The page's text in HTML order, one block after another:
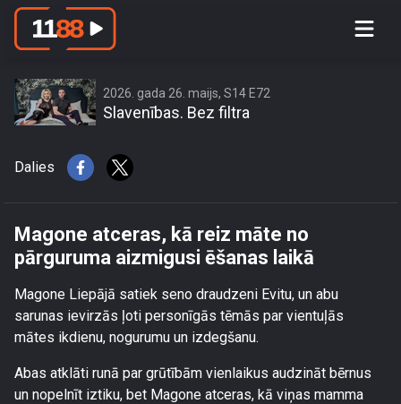
Magone atceras, kā reiz māte no
2026. gada 26. maijs, S14 E72
Slavenības. Bez filtra
Dalies
Magone atceras, kā reiz māte no
pārguruma aizmigusi ēšanas laikā
Magone Liepājā satiek seno draudzeni Evitu, un abu
sarunas ievirzās ļoti personīgās tēmās par vientuļās
mātes ikdienu, nogurumu un izdegšanu.
Abas atklāti runā par grūtībām vienlaikus audzināt bērnus
un nopelnīt iztiku, bet Magone atceras, kā viņas mamma